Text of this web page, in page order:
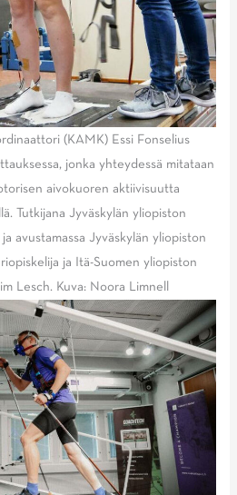
(KAMK) Essi Fonselius
jonka yhteydessä mitataan
aivokuoren aktiivisuutta
Tutkijana Jyväskylän yliopiston
avustamassa Jyväskylän yliopiston
ja Itä-Suomen yliopiston
Lesch. Kuva: Noora Limnell